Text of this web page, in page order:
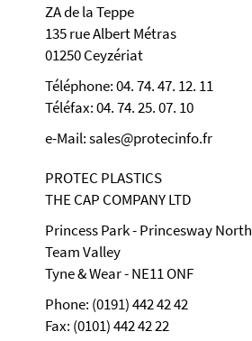
ZA de la Teppe
135 rue Albert Métras
01250 Ceyzériat
Téléphone: 04. 74. 47. 12. 11
Téléfax: 04. 74. 25. 07. 10
e-Mail: sales@protecinfo.fr
PROTEC PLASTICS
THE CAP COMPANY LTD
Princess Park - Princesway North
Team Valley
Tyne & Wear - NE11 ONF
Phone: (0191) 442 42 42
Fax: (0101) 442 42 22